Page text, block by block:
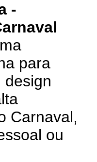
-
para
design
Carnaval,
ou